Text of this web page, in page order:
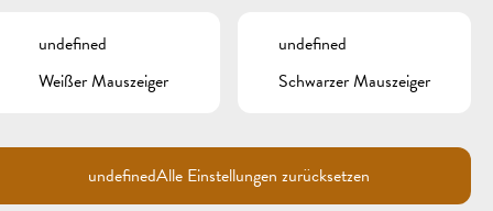
undefined
Weißer Mauszeiger
undefined
Schwarzer Mauszeiger
undefinedAlle Einstellungen zurücksetzen